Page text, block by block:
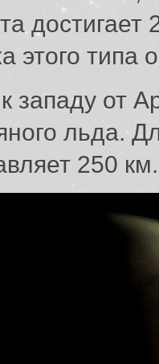
этого типа
западу от
льда.
250